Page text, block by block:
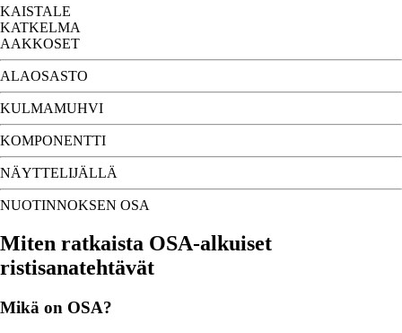
KAISTALE
KATKELMA
AAKKOSET
ALAOSASTO
KULMAMUHVI
KOMPONENTTI
NÄYTTELIJÄLLÄ
NUOTINNOKSEN OSA
Miten ratkaista OSA-alkuiset
ristisanatehtävät
Mikä on OSA?